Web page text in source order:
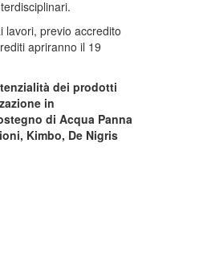
lavori, previo accredito
apriranno il 19
dei prodotti
in
di Acqua Panna
Kimbo, De Nigris